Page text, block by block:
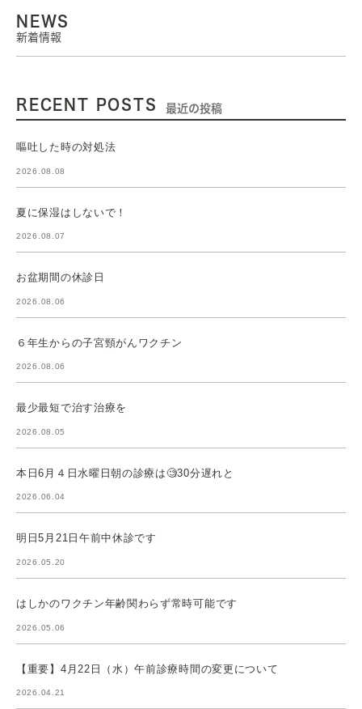
NEWS
新着情報
RECENT POSTS 最近の投稿
嘔吐した時の対処法
2026.08.08
夏に保湿はしないで！
2026.08.07
お盆期間の休診日
2026.08.06
６年生からの子宮頸がんワクチン
2026.08.06
最少最短で治す治療を
2026.08.05
本日6月４日水曜日朝の診療は🧐30分遅れと
2026.06.04
明日5月21日午前中休診です
2026.05.20
はしかのワクチン年齢関わらず常時可能です
2026.05.06
【重要】4月22日（水）午前診療時間の変更について
2026.04.21